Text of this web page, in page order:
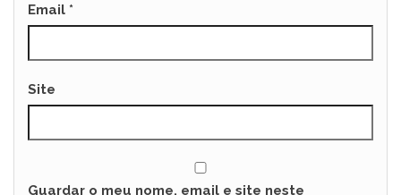
Email *
Site
Guardar o meu nome, email e site neste